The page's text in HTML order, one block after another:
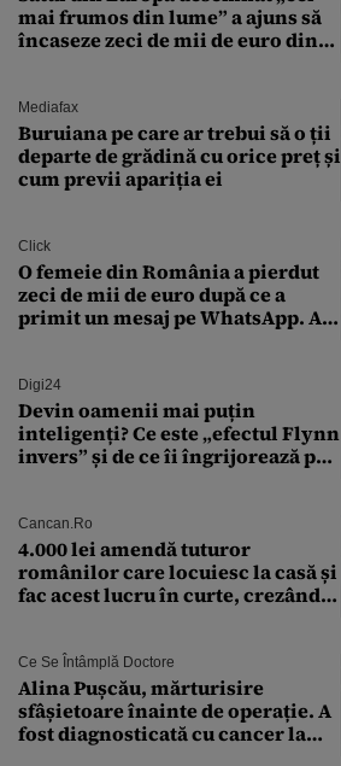
mai frumos din lume” a ajuns să
încaseze zeci de mii de euro din
Mediafax
Buruiana pe care ar trebui să o ții
departe de grădină cu orice preț și
cum previi apariția ei
Click
O femeie din România a pierdut
zeci de mii de euro după ce a
primit un mesaj pe WhatsApp. A
Digi24
Devin oamenii mai puțin
inteligenți? Ce este „efectul Flynn
invers” și de ce îi îngrijorează pe
Cancan.ro
4.000 lei amendă tuturor
românilor care locuiesc la casă și
fac acest lucru în curte, crezând
Ce Se Întâmplă Doctore
Alina Pușcău, mărturisire
sfâșietoare înainte de operație. A
fost diagnosticată cu cancer la